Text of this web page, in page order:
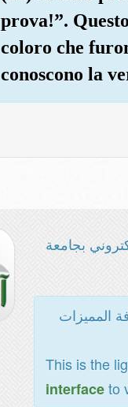
prova!”.
coloro che
conoscono la
بجامعة
المميزات
This is the
interfaceto